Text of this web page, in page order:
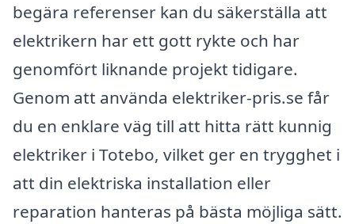
begära referenser kan du säkerställa att
elektrikern har ett gott rykte och har
genomfört liknande projekt tidigare.
Genom att använda elektriker-pris.se får
du en enklare väg till att hitta rätt kunnig
elektriker i Totebo, vilket ger en trygghet i
att din elektriska installation eller
reparation hanteras på bästa möjliga sätt.